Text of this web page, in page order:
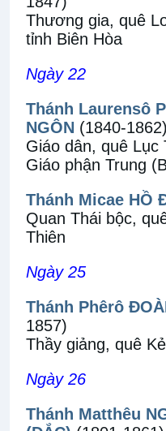
Thương gia, quê
tỉnh Biên Hòa
Ngày 22
Thánh Laurensô
NGÔN (1840-1862)
Giáo dân, quê Lục
Giáo phận Trung
Thánh Micae HỒ
Quan Thái bộc,
Thiên
Ngày 25
Thánh Phêrô
1857)
Thầy giảng, quê
Ngày 26
Thánh Matthêu